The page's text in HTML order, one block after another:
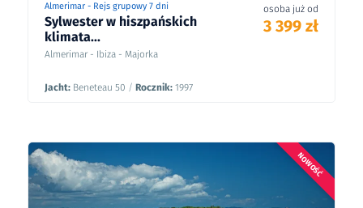
Almerimar - Rejs grupowy 7 dni
Sylwester w hiszpańskich
klimata...
Almerimar - Ibiza - Majorka
Jacht: Beneteau 50 / Rocznik: 1997
osoba już od
3 399 zł
NOWOŚĆ